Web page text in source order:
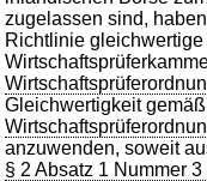
zugelassen sind,
Richtlinie
Gleichwertigkeit gemäß
anzuwenden, soweit
§ 2 Absatz 1 Nummer